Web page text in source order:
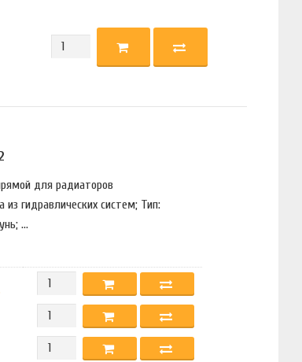
для радиаторов
гидравлических систем; Тип:
...